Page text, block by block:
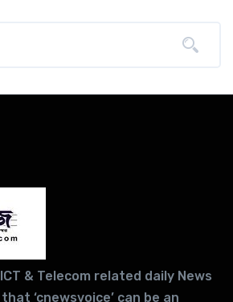
& Telecom related daily News
‘cnewsvoice’ can be an